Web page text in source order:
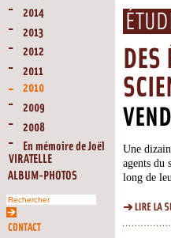
2014
2013
2012
2011
2010
2009
2008
En mémoire de Joël
VIRATELLE
ALBUM-PHOTOS
CONTACT
Une
agents du
long de